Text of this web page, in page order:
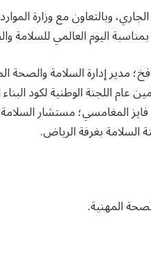
الرياض، يوم الأربعاء 28 أبريل الجاري،
اليوم العالمي للسلامة
إدارة السلامة والصحة
اللجنة الوطنية لكود
المغامسي؛ مستشار
بغرفة الرياض.
المهنية.